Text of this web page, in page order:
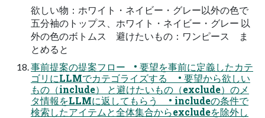
欲しい物：ホワイト・ネイビー・グレー以外の色で
五分袖のトップス、ホワイト・ネイビー・グレー 以
外の色のボトムス 避けたいもの：ワンピース ま
とめると
事前提案の提案フロー • 要望を事前に定義したカテ
ゴリにLLMでカテゴライズする • 要望から欲しい
もの（include） と避けたいもの（exclude）のメ
タ情報をLLMに返してもらう • includeの条件で
検索したアイテムと全体集合からexcludeを除外し